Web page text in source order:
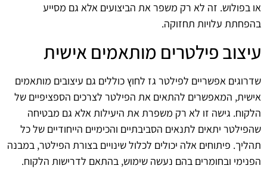
או בפולוש. זה לא רק משפר את הביצועים אלא גם מסייע
בהפחתת עלויות תחזוקה.
עיצוב פילטרים מותאמים אישית
שדרוגים אפשריים לפילטר גז לחוץ כוללים גם עיצובים מותאמים
אישית, המאפשרים להתאים את הפילטר לצרכים הספציפיים של
הלקוח. גישה זו לא רק משפרת את היעילות אלא גם מבטיחה
שהפילטר יתאים לתנאים הסביבתיים והכימיים הייחודיים של כל
תהליך. פיתוחים אלה יכולים לכלול שינויים בצורת הפילטר, במבנה
הפנימי ובחומרים בהם נעשה שימוש, בהתאם לדרישות הלקוח.